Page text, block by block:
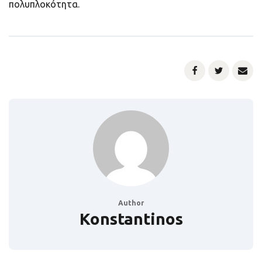
πολυπλοκότητα.
Author
Konstantinos